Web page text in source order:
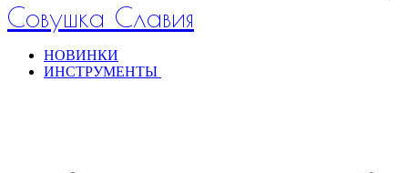
Совушка Славия
НОВИНКИ
ИНСТРУМЕНТЫ